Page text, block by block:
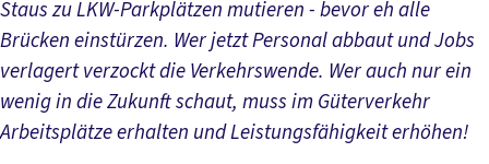
Staus zu LKW-Parkplätzen mutieren - bevor eh alle
Brücken einstürzen. Wer jetzt Personal abbaut und Jobs
verlagert verzockt die Verkehrswende. Wer auch nur ein
wenig in die Zukunft schaut, muss im Güterverkehr
Arbeitsplätze erhalten und Leistungsfähigkeit erhöhen!